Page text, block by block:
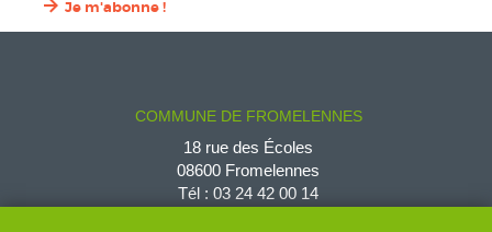
Je m'abonne !
COMMUNE DE FROMELENNES
18 rue des Écoles
08600 Fromelennes
Tél : 03 24 42 00 14